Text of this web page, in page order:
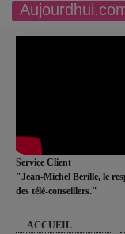
Service Client
"Jean-Michel Berille, le
des télé-conseillers."
ACCUEIL